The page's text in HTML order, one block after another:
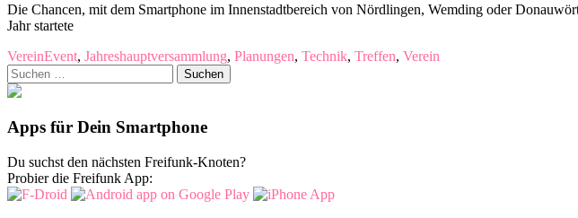
Die Chancen, mit dem Smartphone im Innenstadtbereich von Nördlingen, Wemding oder
Jahr startete
VereinEvent, Jahreshauptversammlung, Planungen, Technik, Treffen, Verein
Suchen
nach:
Apps für Dein Smartphone
Du suchst den nächsten Freifunk-Knoten?
Probier die Freifunk App: